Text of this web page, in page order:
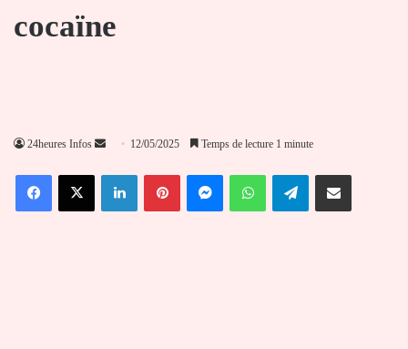
cocaïne
24heures Infos
Envoyer
courriel
12/05/2025 Temps de lecture 1 minute
FacebookX LinkedinPinterestMessengerWhatsAppTelegramPartager par email